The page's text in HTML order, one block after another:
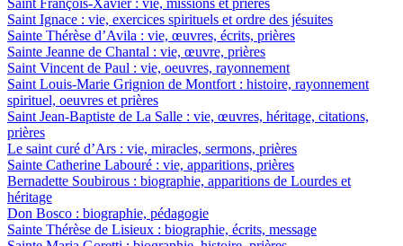
Saint Ignace : vie, exercices spirituels et ordre des jésuites
Sainte Thérèse d’Avila : vie, œuvres, écrits, prières
Sainte Jeanne de Chantal : vie, œuvre, prières
Saint Vincent de Paul : vie, oeuvres, rayonnement
Saint Louis-Marie Grignion de Montfort : histoire, rayonnement
spirituel, oeuvres et prières
Saint Jean-Baptiste de La Salle : vie, œuvres, héritage, citations,
prières
Le saint curé d’Ars : vie, miracles, sermons, prières
Sainte Catherine Labouré : vie, apparitions, prières
Bernadette Soubirous : biographie, apparitions de Lourdes et
héritage
Don Bosco : biographie, pédagogie
Sainte Thérèse de Lisieux : biographie, écrits, message